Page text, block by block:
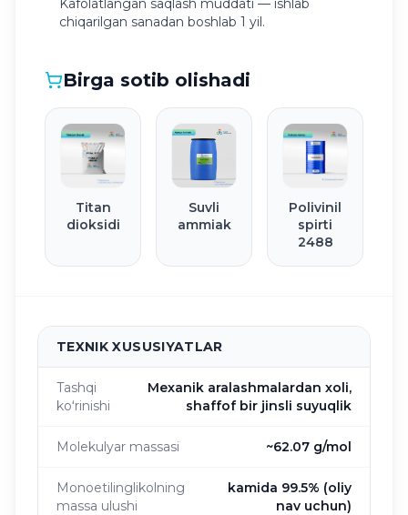
Kafolatlangan saqlash muddati — ishlab
chiqarilgan sanadan boshlab 1 yil.
Birga sotib olishadi
Titan
dioksidi
Suvli
ammiak
Polivinil
spirti
2488
TEXNIK XUSUSIYATLAR
Tashqi
koʻrinishi
Mexanik aralashmalardan xoli,
shaffof bir jinsli suyuqlik
Molekulyar massasi ~62.07 g/mol
Monoetilinglikolning
massa ulushi
kamida 99.5% (oliy
nav uchun)